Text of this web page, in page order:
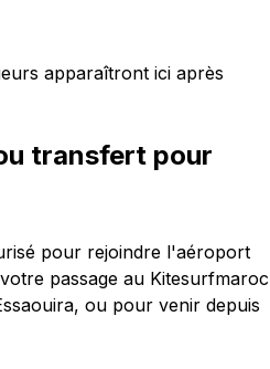
apparaîtront ici après
transfert pour
pour rejoindre l'aéroport
passage au Kitesurfmaroc
ou pour venir depuis